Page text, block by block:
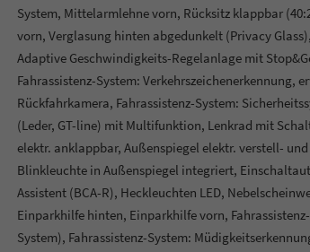
System, Mittelarmlehne vorn, Rücksitz klappbar
vorn, Verglasung hinten abgedunkelt (Privacy
Adaptive Geschwindigkeits-Regelanlage mit
Fahrassistenz-System:
Rückfahrkamera, Fahrassistenz-System:
(Leder, GT-line) mit Multifunktion, Lenkrad mit
elektr. anklappbar, Außenspiegel elektr. verstell-
Blinkleuchte in Außenspiegel integriert,
Assistent (BCA-R), Heckleuchten LED,
Einparkhilfe hinten, Einparkhilfe vorn,
System), Fahrassistenz-System: